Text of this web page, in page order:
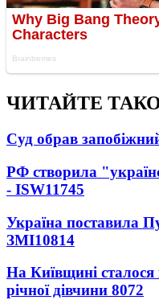
ЧИТАЙТЕ
Суд обрав
РФ створила
- ISW11745
Україна поставила
ЗМІ10814
На Київщині сталося
річної дівчини 8072